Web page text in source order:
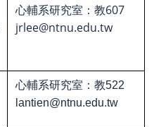
心輔系研究室：教607
jrlee@ntnu.edu.tw
心輔系研究室：教522
lantien@ntnu.edu.tw